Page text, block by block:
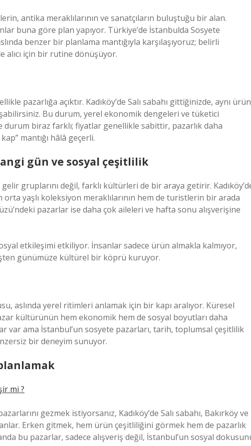
antika meraklılarının ve sanatçıların buluştuğu bir alan.
buna göre plan yapıyor. Türkiye’de İstanbulda Sosyete
benzer bir planlama mantığıyla karşılaşıyoruz; belirli
alıcı için bir rutine dönüşüyor.
pazarlığa açıktır. Kadıköy’de Salı sabahı gittiğinizde, aynı ürün
Bu durum, yerel ekonomik dengeleri ve tüketici
durum biraz farklı; fiyatlar genellikle sabittir, pazarlık daha
mantığı hâlâ geçerli.
gün ve sosyal çeşitlilik
gruplarını değil, farklı kültürleri de bir araya getirir.
yaşlı koleksiyon meraklılarının hem de turistlerin bir arada
pazarlar ise daha çok aileleri ve hafta sonu alışverişine
etkileşimi etkiliyor. İnsanlar sadece ürün almakla kalmıyor,
günümüze kültürel bir köprü kuruyor.
aslında yerel ritimleri anlamak için bir kapı aralıyor. Küresel
kültürünün hem ekonomik hem de sosyal boyutları daha
var ama İstanbul’un sosyete pazarları, tarih, toplumsal çeşitlilik
bir deneyim sunuyor.
mi ?
gezmek istiyorsanız, Kadıköy’de Salı sabahı, Bakırköy ve
Erken gitmek, hem ürün çeşitliliğini görmek hem de pazarlık
bu pazarlar, sadece alışveriş değil, İstanbul’un sosyal